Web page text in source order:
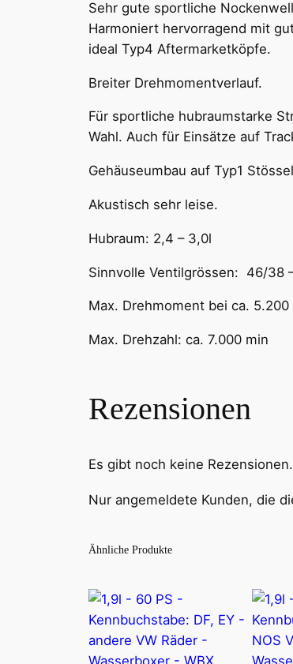
Sehr gute sportliche
Harmoniert hervorragend mit
ideal Typ4 Aftermarketköpfe.
Breiter Drehmomentverlauf.
Für sportliche hubraumstarke
Wahl. Auch für Einsätze auf
Gehäuseumbau auf Typ1
Akustisch sehr leise.
Hubraum: 2,4 – 3,0l
Sinnvolle Ventilgrössen: 46/38
Max. Drehmoment bei ca. 5.200
Max. Drehzahl: ca. 7.000 min
Rezensionen
Es gibt noch keine Rezensionen.
Nur angemeldete Kunden, die
Ähnliche Produkte